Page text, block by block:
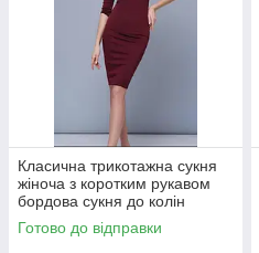
Класична трикотажна сукня
жіноча з коротким рукавом
бордова сукня до колін
однотонна 40 розмір
Готово до відправки